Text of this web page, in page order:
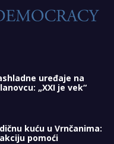
uređaje na
„XXI je vek“
kuću u Vrnčanima:
pomoći